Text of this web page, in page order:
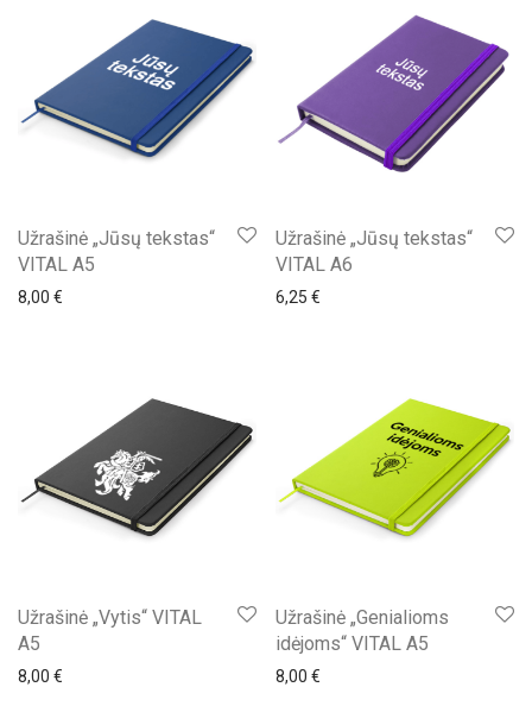
Užrašinė „Jūsų tekstas“
VITAL A5
8,00 €
Užrašinė „Jūsų tekstas“
VITAL A6
6,25 €
Užrašinė „Vytis“ VITAL
A5
8,00 €
Užrašinė „Genialioms
idėjoms“ VITAL A5
8,00 €